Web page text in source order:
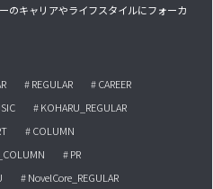
のキャリアやライフスタイルにフォーカ
# REGULAR
# CAREER
# KOHARU_REGULAR
# COLUMN
# PR
# NovelCore_REGULAR